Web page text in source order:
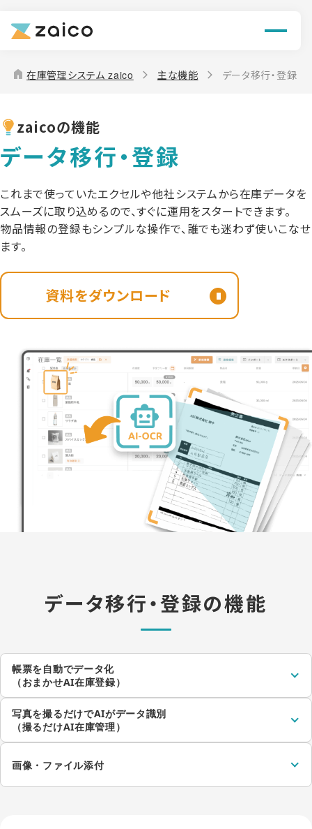
機能
home 在庫管理システム zaico 主な機能 データ移行・登録
zaicoの機能
データ移行・登録
これまで使っていたエクセルや他社システムから在庫データを
スムーズに取り込めるので、すぐに運用をスタートできます。
物品情報の登録もシンプルな操作で、誰でも迷わず使いこなせ
ます。
資料をダウンロード
データ移行・登録の機能
帳票を自動でデータ化
（おまかせAI在庫登録）
写真を撮るだけでAIがデータ識別
（撮るだけAI在庫管理）
画像・ファイル添付